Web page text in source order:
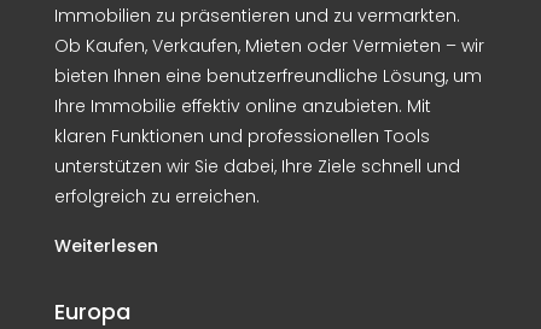
Immobilien zu präsentieren und zu vermarkten.
Ob Kaufen, Verkaufen, Mieten oder Vermieten – wir
bieten Ihnen eine benutzerfreundliche Lösung, um
Ihre Immobilie effektiv online anzubieten. Mit
klaren Funktionen und professionellen Tools
unterstützen wir Sie dabei, Ihre Ziele schnell und
erfolgreich zu erreichen.
Weiterlesen
Europa